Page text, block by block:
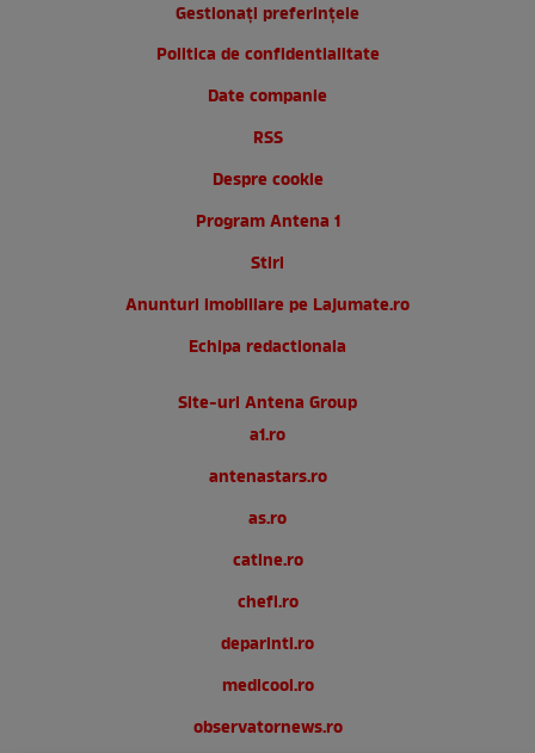
Gestionați preferințele
Politica de confidentialitate
Date companie
RSS
Despre cookie
Program Antena 1
Stiri
Anunturi imobiliare pe Lajumate.ro
Echipa redactionala
Site-uri Antena Group
a1.ro
antenastars.ro
as.ro
catine.ro
chefi.ro
deparinti.ro
medicool.ro
observatornews.ro